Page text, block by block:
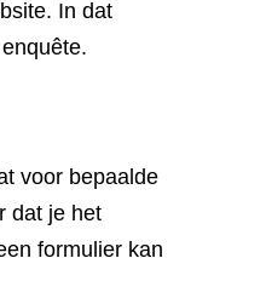
In dat
voor bepaalde
dat je het
formulier kan